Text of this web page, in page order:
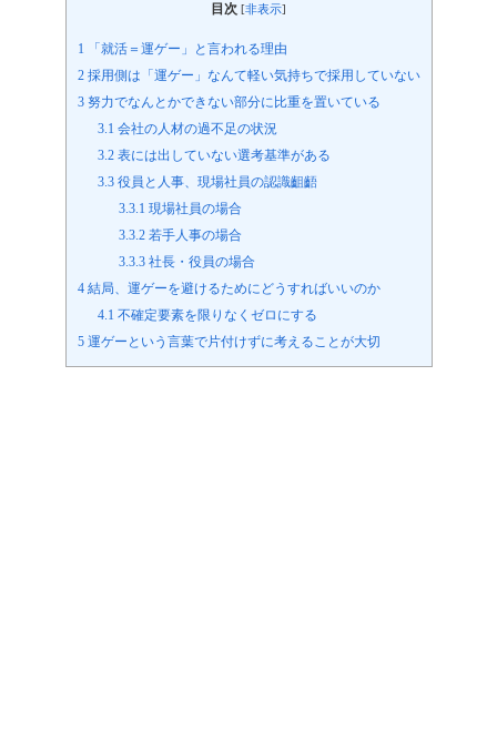
目次 [非表示]
1 「就活＝運ゲー」と言われる理由
2採用側は「運ゲー」なんて軽い気持ちで採用していない
3努力でなんとかできない部分に比重を置いている
3.1 会社の人材の過不足の状況
3.2 表には出していない選考基準がある
3.3 役員と人事、現場社員の認識齟齬
3.3.1 現場社員の場合
3.3.2若手人事の場合
3.3.3社長・役員の場合
4結局、運ゲーを避けるためにどうすればいいのか
4.1 不確定要素を限りなくゼロにする
5運ゲーという言葉で片付けずに考えることが大切